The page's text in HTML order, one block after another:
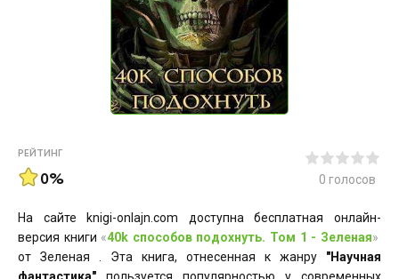
РЕЙТИНГ
0% 0 голосов
На сайте knigi-onlajn.com доступна бесплатная онлайн-
версия книги «40k способов подохнуть. Том 1 - Зеленая»
от Зеленая . Эта книга, отнесенная к жанру "Научная